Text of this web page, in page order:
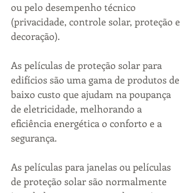
ou pelo desempenho técnico
(privacidade, controle solar, proteção e
decoração).
As películas de proteção solar para
edifícios são uma gama de produtos de
baixo custo que ajudam na poupança
de eletricidade, melhorando a
eficiência energética o conforto e a
segurança.
As películas para janelas ou películas
de proteção solar são normalmente